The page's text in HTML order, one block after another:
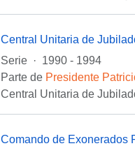
Central Unitaria de
Serie · 1990 - 1994
Parte de Presidente
Central Unitaria de
Comando de Exonerados